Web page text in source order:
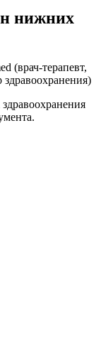
нижних
(врач-терапевт,
здравоохранения)